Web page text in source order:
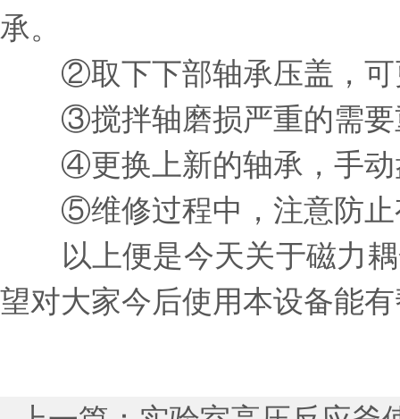
承。
②取下下部轴承压盖，可
③搅拌轴磨损严重的需要
④更换上新的轴承，手动
⑤维修过程中，注意防止
以上便是今天关于磁力耦
望对大家今后使用本设备能